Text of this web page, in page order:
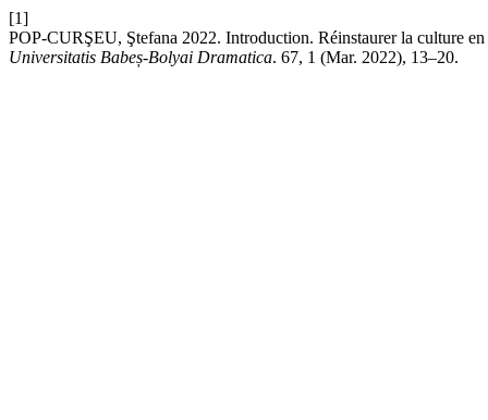
[1]
POP-CURŞEU, Ştefana 2022. Introduction. Réinstaurer la culture
Universitatis Babeș-Bolyai Dramatica. 67, 1 (Mar. 2022), 13–20.